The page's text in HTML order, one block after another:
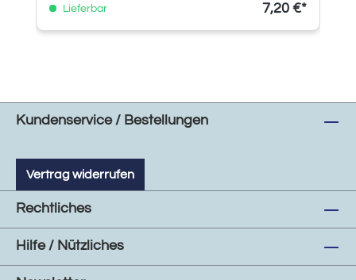
Lieferbar 7,20 €*
Kundenservice / Bestellungen
Vertrag widerrufen
Rechtliches
Hilfe / Nützliches